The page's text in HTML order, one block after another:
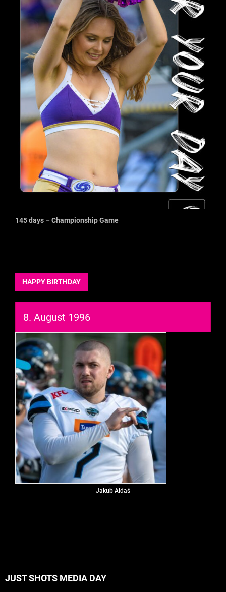
145 days – Championship Game
HAPPY BIRTHDAY
8. August 1996
Jakub Ałdaś
JUST SHOTS MEDIA DAY